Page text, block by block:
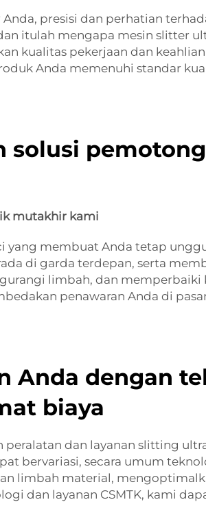
presisi dan perhatian
itulah mengapa mesin slitter
kualitas pekerjaan dan
Anda memenuhi standar
solusi
mutakhir kami
yang membuat Anda tetap
di garda terdepan, serta
limbah, dan memperbaiki
penawaran Anda di
Anda dengan
biaya
dan layanan slitting
bervariasi, secara umum
limbah material,
dan layanan CSMTK, kami